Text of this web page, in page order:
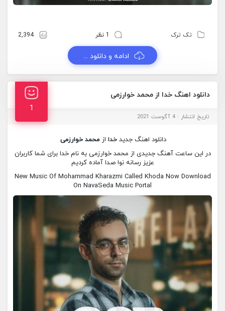
تک ترک 1 نظر 2,394
ادامه و دانلود ...
دانلود اهنگ خدا از محمد خوارزمی
1
تاریخ انتشار : 4 آگوست 2021
دانلود اهنگ جدیدخدا ازمحمد خوارزمی
در این ساعت آهنگ جدیدی از محمد خوارزمی به نام خدا برای شما کاربران
عزیز رسانه نوا صدا آماده کردیم
New Music Of Mohammad Kharazmi Called Khoda Now Download
On NavaSeda Music Portal